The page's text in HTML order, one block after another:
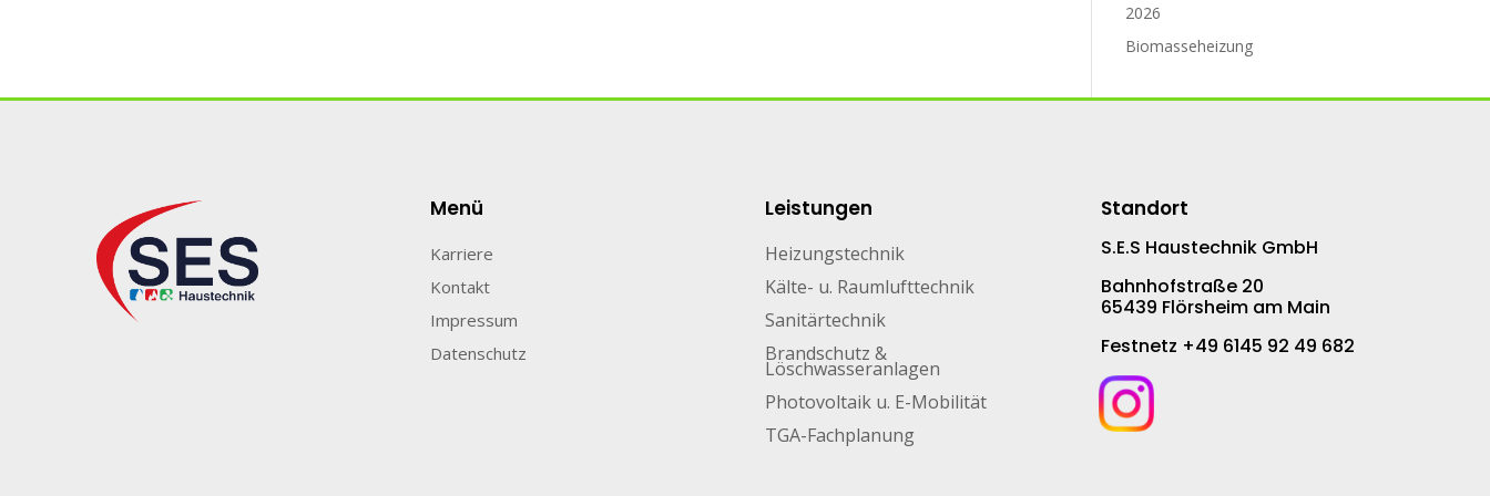
2026
Biomasseheizung
Menü
Karriere
Kontakt
Impressum
Datenschutz
Leistungen
Heizungstechnik
Kälte- u. Raumlufttechnik
Sanitärtechnik
Brandschutz &
Löschwasseranlagen
Photovoltaik u. E-Mobilität
TGA-Fachplanung
Standort
S.E.S Haustechnik GmbH
Bahnhofstraße 20
65439 Flörsheim am Main
Festnetz +49 6145 92 49 682